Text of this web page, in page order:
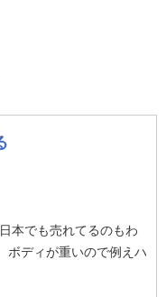
本でも売れてるのもわ
ボディが重いので例えハ